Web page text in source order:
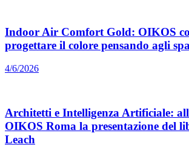
Indoor Air Comfort Gold: OIKOS
progettare il colore pensando agli
4/6/2026
Architetti e Intelligenza Artificiale:
OIKOS Roma la presentazione del
Leach